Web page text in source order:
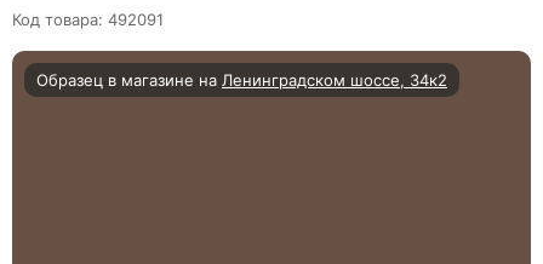
Код товара: 492091
Образец в магазине на Ленинградском шоссе, 34к2